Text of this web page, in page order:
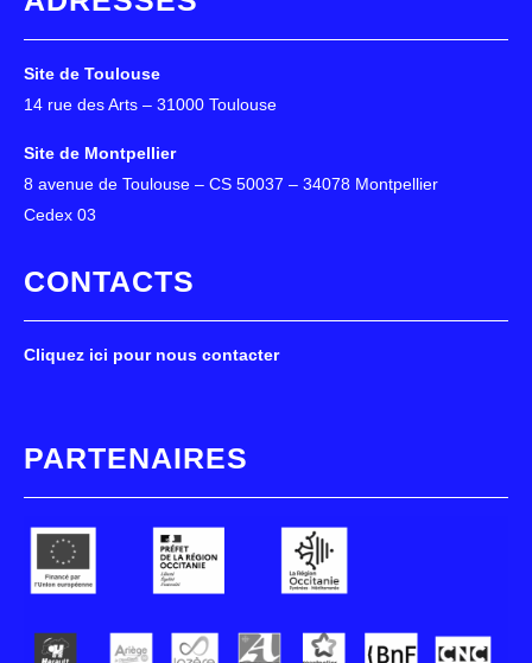
Site de Toulouse
14 rue des Arts – 31000 Toulouse
Site de Montpellier
8 avenue de Toulouse – CS 50037 – 34078 Montpellier
Cedex 03
CONTACTS
Cliquez ici pour nous contacter
PARTENAIRES